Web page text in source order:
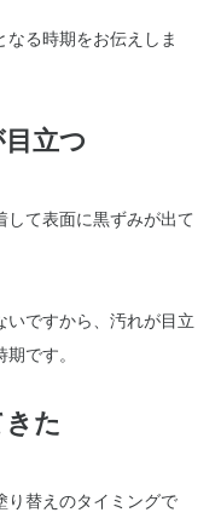
る時期をお伝えしま
立つ
して表面に黒ずみが出て
いですから、汚れが目立
です。
た
り替えのタイミングで